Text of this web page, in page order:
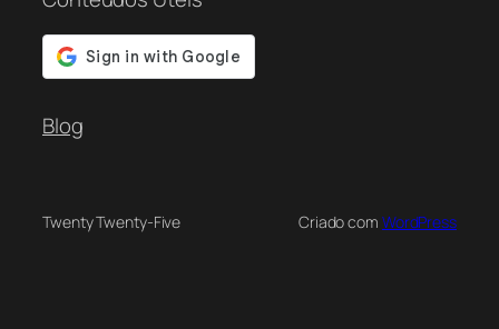
Blog
Twenty Twenty-Five Criado com WordPress